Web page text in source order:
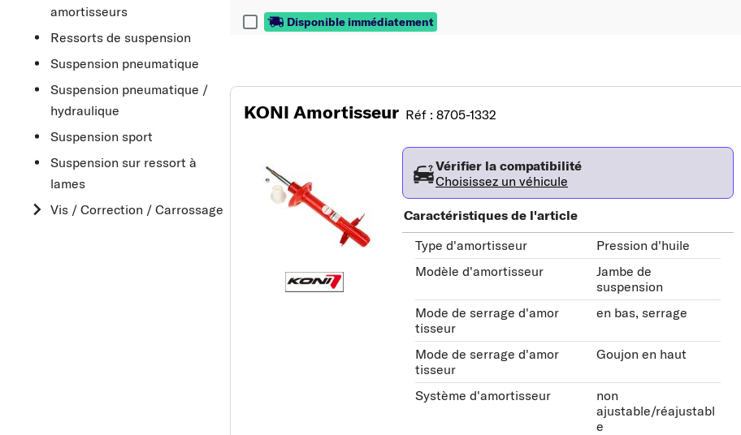
amortisseurs
Ressorts de suspension
Suspension pneumatique
Suspension pneumatique /
hydraulique
Suspension sport
Suspension sur ressort à
lames
Vis / Correction / Carrossage
Disponible immédiatement
KONI Amortisseur Réf : 8705-1332
Vérifier la compatibilité
Choisissez un véhicule
Caractéristiques de l'article
Type d'amortisseur
Pression d'huile
Modèle d'amortisseur
Jambe de
suspension
Mode de serrage d'amor
tisseur
en bas, serrage
Mode de serrage d'amor
tisseur
Goujon en haut
Système d'amortisseur
non
ajustable/réajustabl
e